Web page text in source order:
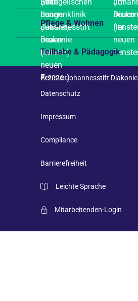
Pflege & Wohnen
Teilhabe & Pädagogik
© 2026 Johannesstift Diakonie
Datenschutz
Impressum
Compliance
Barrierefreiheit
Leichte Sprache
Mitarbeitenden-Login